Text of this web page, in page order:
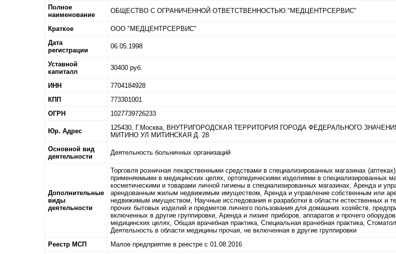
Полное
наименование
ОБЩЕСТВО С ОГРАНИЧЕННОЙ ОТВЕТСТВЕННОСТЬЮ "МЕДЦЕНТРСЕРВИС"
Краткое
ООО "МЕДЦЕНТРСЕРВИС"
Дата
регистрации
06.05.1998
Уставной
капиталл
30400 руб.
ИНН
7704184928
КПП
773301001
ОГРН
1027739726233
Юр. Адрес 125430, Г.Москва, ВНУТРИГОРОДСКАЯ ТЕРРИТОРИЯ ГОРОДА ФЕДЕРАЛЬНОГО
МИТИНО УЛ МИТИНСКАЯ Д. 28
Основной вид
деятельности
Деятельность больничных организаций
Дополнительные
виды
деятельности
Торговля розничная лекарственными средствами в специализированных магазинах
применяемыми в медицинских целях, ортопедическими изделиями в специализированных
косметическими и товарами личной гигиены в специализированных магазинах, Аренда и
арендованным жилым недвижимым имуществом, Аренда и управление собственным или
недвижимым имуществом, Научные исследования и разработки в области естественных и
прочих бытовых изделий и предметов личного пользования для домашних хозяйств,
включенных в другие группировки, Аренда и лизинг приборов, аппаратов и прочего
медицинских целях, Общая врачебная практика, Специальная врачебная практика,
Деятельность в области медицины прочая, не включенная в другие группировки
Реестр МСП
Малое предприятие в реестре с 01.08.2016